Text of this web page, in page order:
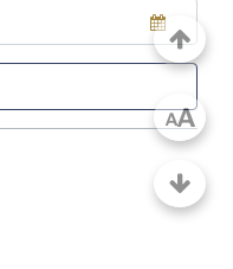
o calendário; Use as
AA